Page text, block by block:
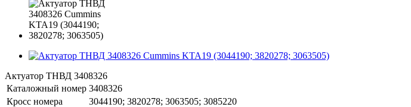
Актуатор ТНВД 3408326
Каталожный номер 3408326
Кросс номера
3044190; 3820278; 3063505; 3085220